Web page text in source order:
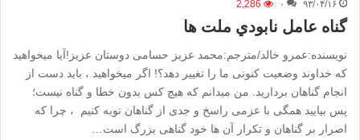
۹۳/۰۴/۱۶ ۰ 2,286
گناه عامل نابودي ملت ها
نویسنده:عمرو خالد/مترجم:محمد عزیز حسامی دوستان عزیز!آیا میخواهید
که خداوند وضعیت کنونی ما را تغییر دهد؟! اگر میخواهید ، باید دست از
انجام گناهان بردارید. من میدانم که هیچ کس بدون خطا و گناه نیست؛
پس بیایید همگی با عزمی راسخ و جدی از گناهان توبه کنیم ، چرا که
اصرار بر گناهان و تکرار آن ها خود گناهی بزرگ است…